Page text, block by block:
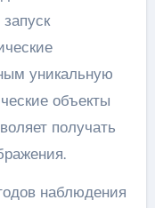
уникальную
объекты
получать
наблюдения